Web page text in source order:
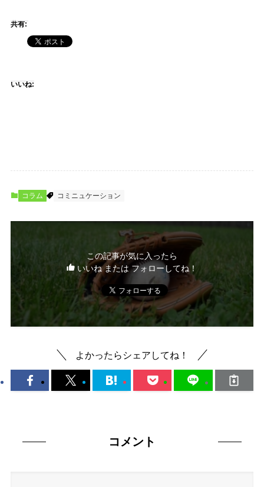
共有:
いいね:
コラム コミニュケーション
この記事が気に入ったら
いいね または フォローしてね！
よかったらシェアしてね！
コメント